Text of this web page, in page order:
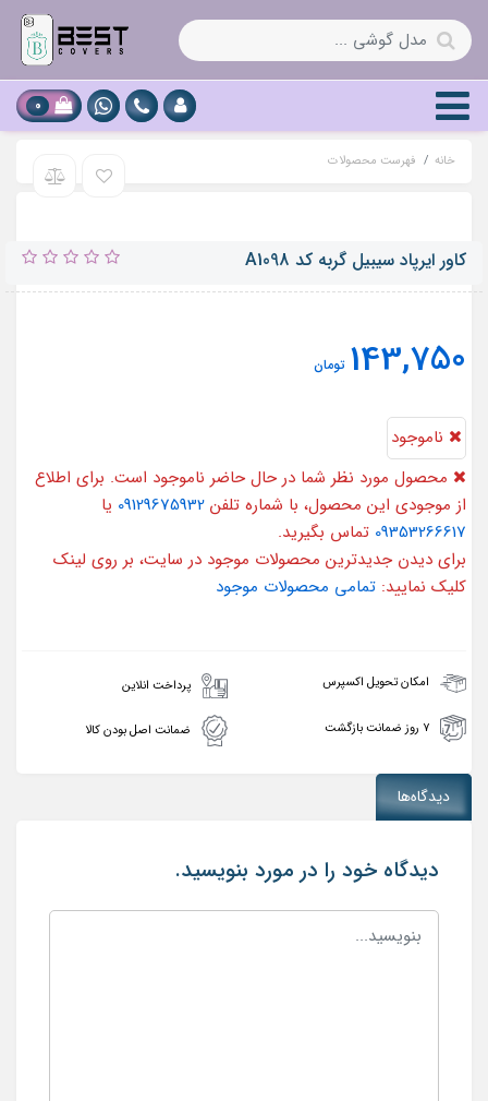
0
خانه فهرست محصولات
کاور ایرپاد سیبیل گربه کد A1098
143,750 تومان
ناموجود
محصول مورد نظر شما در حال حاضر ناموجود است. برای اطلاع
از موجودی این محصول، با شماره تلفن 09129675932 یا
09353266617 تماس بگیرید.
برای دیدن جدیدترین محصولات موجود در سایت، بر روی لینک
کلیک نمایید: تمامی محصولات موجود
امکان تحویل اکسپرس پرداخت انلاین
۷ روز ضمانت بازگشت ضمانت اصل بودن کالا
دیدگاه‌ها
دیدگاه خود را در مورد بنویسید.